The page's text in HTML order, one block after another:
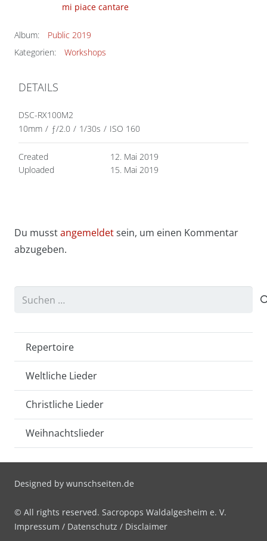
mi piace cantare
Album:
Public 2019
Kategorien:
Workshops
DETAILS
DSC-RX100M2
10mm / ƒ/2.0 / 1/30s / ISO 160
Created
12. Mai 2019
Uploaded
15. Mai 2019
Du musstangemeldetsein, um einen Kommentar
abzugeben.
Suchen
Repertoire
Weltliche Lieder
Christliche Lieder
Weihnachtslieder
Designed by wunschseiten.de
© All rights reserved. Sacropops Waldalgesheim e. V.
Impressum / Datenschutz / Disclaimer